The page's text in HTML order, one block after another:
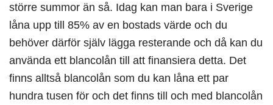
större summor än så. Idag kan man bara i Sverige
låna upp till 85% av en bostads värde och du
behöver därför själv lägga resterande och då kan du
använda ett blancolån till att finansiera detta. Det
finns alltså blancolån som du kan låna ett par
hundra tusen för och det finns till och med blancolån